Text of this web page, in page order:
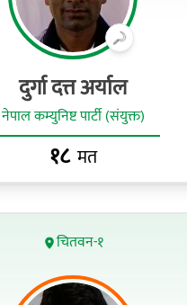
दुर्गा दत्त अर्याल
नेपाल कम्युनिष्ट पार्टी (संयुक्त)
१८मत
चितवन-१